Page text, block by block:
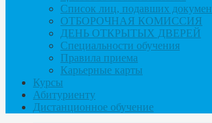
Список лиц, подавших
ОТБОРОЧНАЯ КОМИССИЯ
ДЕНЬ ОТКРЫТЫХ ДВЕРЕЙ
Специальности обучения
Правила приема
Карьерные карты
Курсы
Абитуриенту
Дистанционное обучение